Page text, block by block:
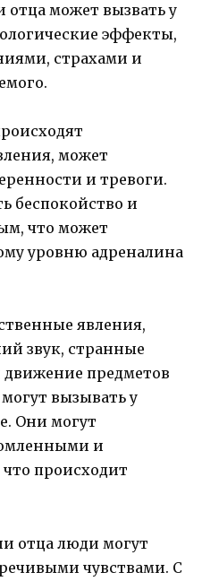
может вызвать у
эффекты,
страхами и
может
и тревоги.
беспокойство и
что может
уровню адреналина
явления,
звук, странные
предметов
вызывать у
Они могут
и
происходит
отца люди могут
чувствами. С